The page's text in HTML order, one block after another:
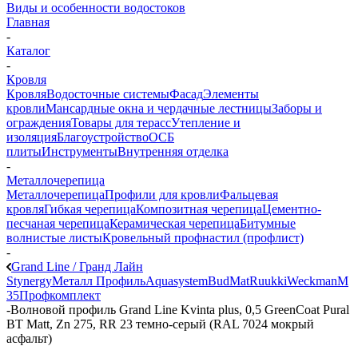
Виды и особенности водостоков
Главная
-
Каталог
-
Кровля
КровляВодосточные системыФасадЭлементы
кровлиМансардные окна и чердачные лестницыЗаборы и
огражденияТовары для терассУтепление и
изоляцияБлагоустройствоОСБ
плитыИнструментыВнутренняя отделка
-
Металлочерепица
МеталлочерепицаПрофили для кровлиФальцевая
кровляГибкая черепицаКомпозитная черепицаЦементно-
песчаная черепицаКерамическая черепицаБитумные
волнистые листыКровельный профнастил (профлист)
-
Grand Line / Гранд Лайн
StynergyМеталл ПрофильAquasystemBudMatRuukkiWeckmanМ
35Профкомплект
-Волновой профиль Grand Line Kvinta plus, 0,5 GreenCoat Pural
BT Matt, Zn 275, RR 23 темно-серый (RAL 7024 мокрый
асфальт)